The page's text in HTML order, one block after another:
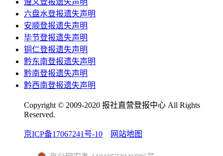
六盘水登报遗失声明
安顺登报遗失声明
毕节登报遗失声明
铜仁登报遗失声明
黔东南登报遗失声明
黔南登报遗失声明
黔西南登报遗失声明
Copyright © 2009-2020 报社直营登报中心 All Rights
Reserved.
京ICP备17067241号-10 网站地图